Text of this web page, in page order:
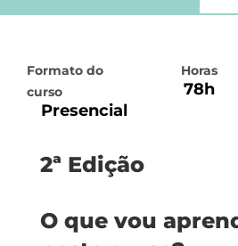
Formato do
curso
Presencial
Horas
78h
2ª Edição
O que vou